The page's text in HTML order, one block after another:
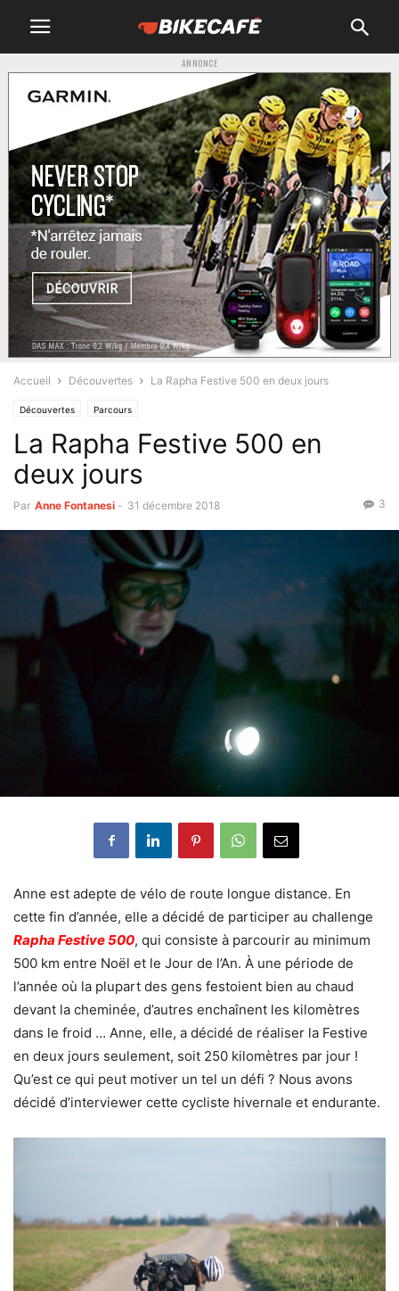
ANNONCE
Accueil Découvertes La Rapha Festive 500 en deux jours
Découvertes Parcours
La Rapha Festive 500 en
deux jours
Par Anne Fontanesi - 31 décembre 2018 3
Anne est adepte de vélo de route longue distance. En
cette fin d’année, elle a décidé de participer au challenge
Rapha Festive 500, qui consiste à parcourir au minimum
500 km entre Noël et le Jour de l’An. À une période de
l’année où la plupart des gens festoient bien au chaud
devant la cheminée, d’autres enchaînent les kilomètres
dans le froid … Anne, elle, a décidé de réaliser la Festive
en deux jours seulement, soit 250 kilomètres par jour !
Qu’est ce qui peut motiver un tel un défi ? Nous avons
décidé d’interviewer cette cycliste hivernale et endurante.